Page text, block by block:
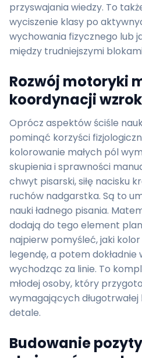
przyswajania wiedzy. To
wyciszenie klasy po
wychowania fizycznego lub
między trudniejszymi
Rozwój motoryki
koordynacji
Oprócz aspektów ściśle
pominąć korzyści
kolorowanie małych pól
skupienia i sprawności
chwyt pisarski, siłę nacisku
ruchów nadgarstka. Są to
nauki ładnego pisania.
dodają do tego element
najpierw pomyśleć, jaki
legendę, a potem dokładnie
wychodząc za linie. To
młodej osoby, który
wymagających
detale.
Budowanie